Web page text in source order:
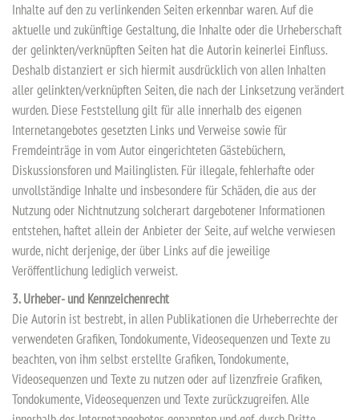
Inhalte auf den zu verlinkenden Seiten erkennbar waren. Auf die
aktuelle und zukünftige Gestaltung, die Inhalte oder die Urheberschaft
der gelinkten/verknüpften Seiten hat die Autorin keinerlei Einfluss.
Deshalb distanziert er sich hiermit ausdrücklich von allen Inhalten
aller gelinkten/verknüpften Seiten, die nach der Linksetzung verändert
wurden. Diese Feststellung gilt für alle innerhalb des eigenen
Internetangebotes gesetzten Links und Verweise sowie für
Fremdeinträge in vom Autor eingerichteten Gästebüchern,
Diskussionsforen und Mailinglisten. Für illegale, fehlerhafte oder
unvollständige Inhalte und insbesondere für Schäden, die aus der
Nutzung oder Nichtnutzung solcherart dargebotener Informationen
entstehen, haftet allein der Anbieter der Seite, auf welche verwiesen
wurde, nicht derjenige, der über Links auf die jeweilige
Veröffentlichung lediglich verweist.
3. Urheber- und Kennzeichenrecht
Die Autorin ist bestrebt, in allen Publikationen die Urheberrechte der
verwendeten Grafiken, Tondokumente, Videosequenzen und Texte zu
beachten, von ihm selbst erstellte Grafiken, Tondokumente,
Videosequenzen und Texte zu nutzen oder auf lizenzfreie Grafiken,
Tondokumente, Videosequenzen und Texte zurückzugreifen. Alle